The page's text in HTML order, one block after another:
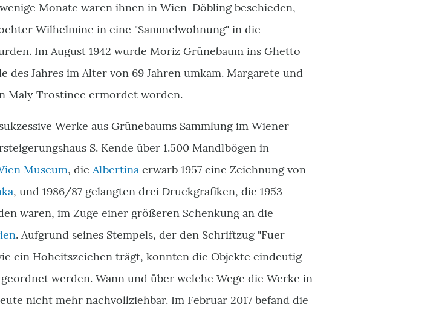
Monate waren ihnen in Wien-Döbling beschieden,
Wilhelmine in eine "Sammelwohnung" in die
Im August 1942 wurde Moriz Grünebaum ins Ghetto
Jahres im Alter von 69 Jahren umkam. Margarete und
Maly Trostinec ermordet worden.
Werke aus Grünebaums Sammlung im Wiener
S. Kende über 1.500 Mandlbögen in
Museum, die Albertina erwarb 1957 eine Zeichnung von
, und 1986/87 gelangten drei Druckgrafiken, die 1953
waren, im Zuge einer größeren Schenkung an die
. Aufgrund seines Stempels, der den Schriftzug "Fuer
ein Hoheitszeichen trägt, konnten die Objekte eindeutig
werden. Wann und über welche Wege die Werke in
nicht mehr nachvollziehbar. Im Februar 2017 befand die